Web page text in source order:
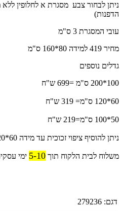
ניתן לבחור צבע מסגרת א לחלופין
הדפנות)
עובי המסגרת 3 ס"מ
מחיר 419 למידה 80*160 ס"מ
גדלים נוספים
100*200 ס"מ =699 ש"ח
60*120 ס"מ= 319 ש"ח
50*100 ס"מ=219 ש"ח
ניתן להוסיף ציפוי זכוכית עד מידה 60*120 ס"מ
משלוח לבית הלקוח תוך 5-10 ימי
דגם: 279236